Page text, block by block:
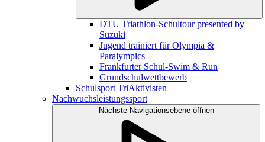
DTU Triathlon-Schultour presented by
Suzuki
Jugend trainiert für Olympia &
Paralympics
Frankfurter Schul-Swim & Run
Grundschulwettbewerb
Schulsport TriAktivisten
Nachwuchsleistungssport
Nächste Navigationsebene öffnen